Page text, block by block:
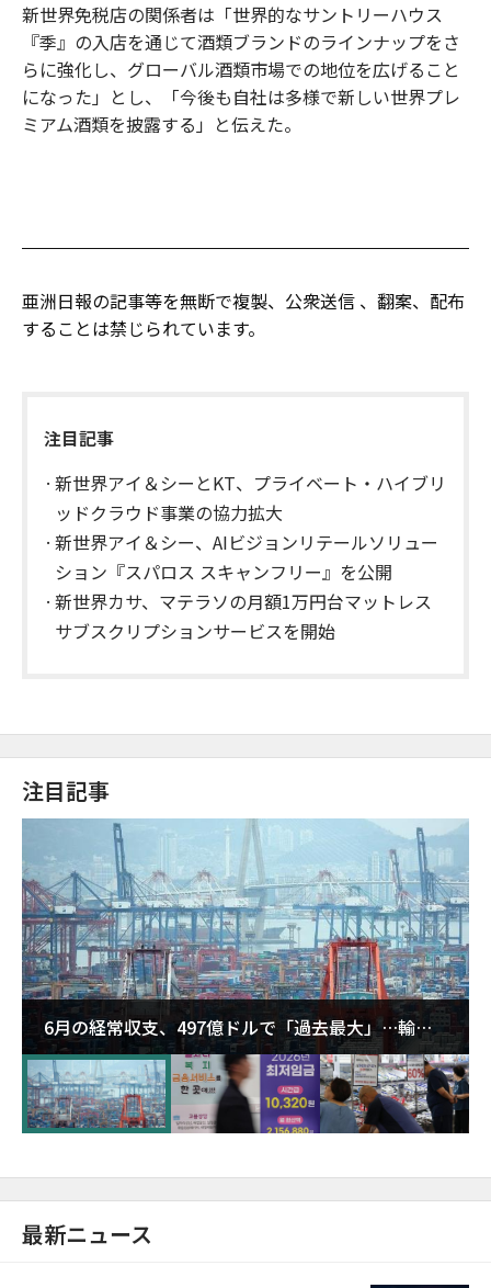
新世界免税店の関係者は「世界的なサントリーハウス
『季』の入店を通じて酒類ブランドのラインナップをさ
らに強化し、グローバル酒類市場での地位を広げること
になった」とし、「今後も自社は多様で新しい世界プレ
ミアム酒類を披露する」と伝えた。
亜洲日報の記事等を無断で複製、公衆送信 、翻案、配布
することは禁じられています。
注目記事
新世界アイ＆シーとKT、プライベート・ハイブリ
ッドクラウド事業の協力拡大
新世界アイ＆シー、AIビジョンリテールソリュー
ション『スパロス スキャンフリー』を公開
新世界カサ、マテラソの月額1万円台マットレス
サブスクリプションサービスを開始
注目記事
6月の経常収支、497億ドルで「過去最大」…輸出
が初の1000億ドル突破
最新ニュース